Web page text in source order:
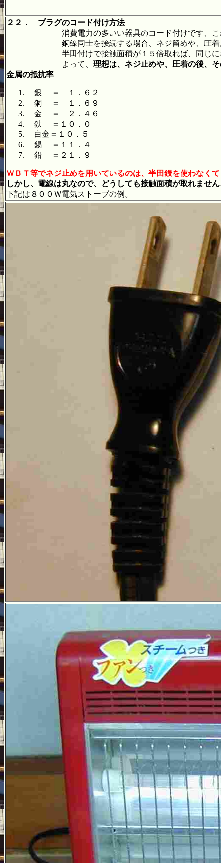
２２．
プラグのコード付け方法
消費電力の多いい器具のコード付けです、これで
銅線同士を接続する場合、ネジ留めや、圧着が良
半田付けで接触面積が１５倍取れば、同じに
よって、 理想は、ネジ止めや、圧着の後、
金属の抵抗率
銀 ＝ １．６２
銅 ＝ １．６９
金 ＝ ２．４６
鉄 ＝１０．０
白金＝１０．５
錫 ＝１１．４
鉛 ＝２１．９
ＷＢＴ等でネジ止めを用いているのは、半田鏝を使わなく
しかし、電線は丸なので、どうしても接触面積が取れませ
下記は８００Ｗ電気ストーブの例。